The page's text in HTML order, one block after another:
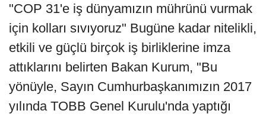
"COP 31'e iş dünyamızın mührünü vurmak
için kolları sıvıyoruz" Bugüne kadar nitelikli,
etkili ve güçlü birçok iş birliklerine imza
attıklarını belirten Bakan Kurum, "Bu
yönüyle, Sayın Cumhurbaşkanımızın 2017
yılında TOBB Genel Kurulu'nda yaptığı